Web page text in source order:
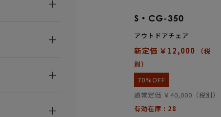
S・CG-350
アウトドアチェア
新定価 ￥12,000
（税
別）
70%OFF
通常定価 ￥40,000（税別）
有効在庫 : 28